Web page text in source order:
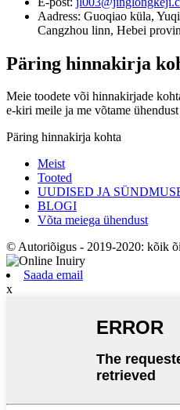
Aadress: Guoqiao küla,
Cangzhou linn, Hebei
Päring hinnakirja
Meie toodete või hinnakirjade
e-kiri meile ja me võtame
Päring hinnakirja kohta
Meist
Tooted
UUDISED JA
BLOGI
Võta meiega ühendust
© Autoriõigus - 2019-2020: kõik
Saada email
x